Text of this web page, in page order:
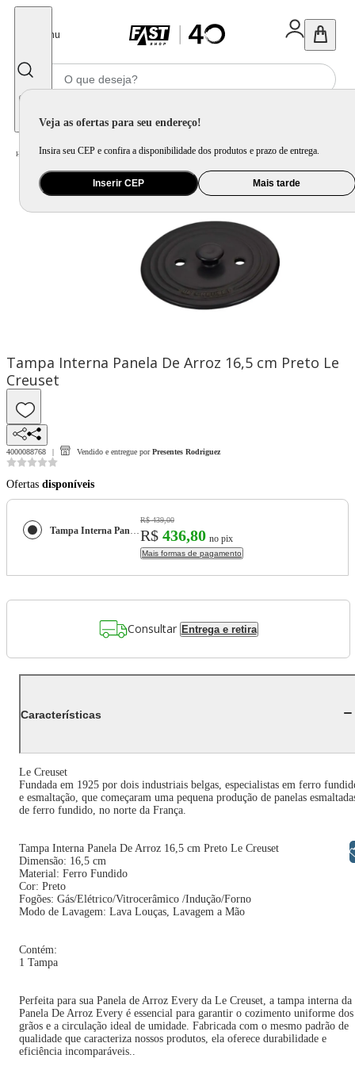
Menu
Veja as ofertas para seu endereço!
Insira seu CEP e confira a disponibilidade dos produtos e prazo de entrega.
Inserir CEP Mais tarde
Home Utilidade Doméstica Cozinha / Acessório Complementar para Cozinha
Tampa Interna Panela De Arroz 16,5 cm Preto Le
Creuset
4000088768 Vendido e entregue por Presentes Rodriguez
Ofertas disponíveis
Tampa Interna Panela De Arroz 16,5 cm Preto Le Creuset
R$ 439,00
R$ 436,80 no pix
Mais formas de pagamento
Consultar Entrega e retira
Características
Le Creuset
Fundada em 1925 por dois industriais belgas, especialistas em ferro
e esmaltação, que começaram uma pequena produção de panelas
de ferro fundido, no norte da França.
Tampa Interna Panela De Arroz 16,5 cm Preto Le Creuset
Dimensão: 16,5 cm
Material: Ferro Fundido
Cor: Preto
Fogões: Gás/Elétrico/Vitrocerâmico /Indução/Forno
Modo de Lavagem: Lava Louças, Lavagem a Mão
Contém:
1 Tampa
Perfeita para sua Panela de Arroz Every da Le Creuset, a tampa interna da
Panela De Arroz Every é essencial para garantir o cozimento uniforme dos
grãos e a circulação ideal de umidade. Fabricada com o mesmo padrão de
qualidade que caracteriza nossos produtos, ela oferece durabilidade e
eficiência incomparáveis..